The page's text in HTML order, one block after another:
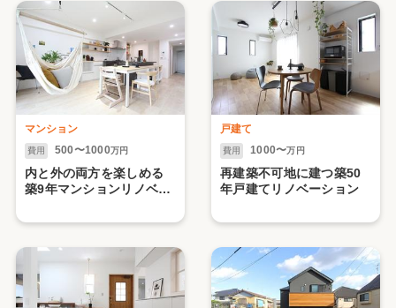
マンション
費用 500〜1000万円
内と外の両方を楽しめる
築9年マンションリノベー
戸建て
費用 1000〜万円
再建築不可地に建つ築50
年戸建てリノベーション